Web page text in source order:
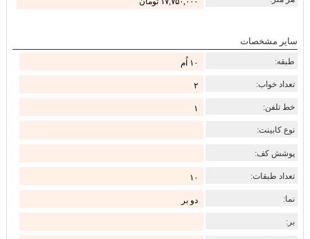
سایر مشخصات
طبقه: ۱۰ اُم
تعداد خواب: ۲
خط تلفن: ۱
نوع کابینت:
پوشش کف:
تعداد طبقات: ۱۰
نما: دو بر
بر: